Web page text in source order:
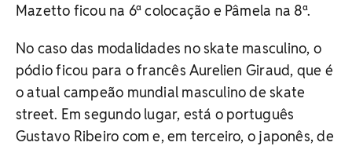
Mazetto ficou na 6ª colocação e Pâmela na 8ª.
No caso das modalidades no skate masculino, o
pódio ficou para o francês Aurelien Giraud, que é
o atual campeão mundial masculino de skate
street. Em segundo lugar, está o português
Gustavo Ribeiro com e, em terceiro, o japonês, de